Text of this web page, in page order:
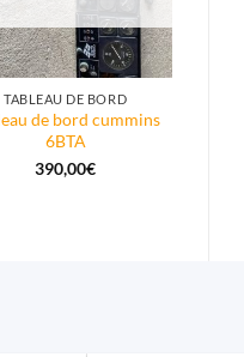
TABLEAU DE BORD
de bord cummins
6BTA
390,00€